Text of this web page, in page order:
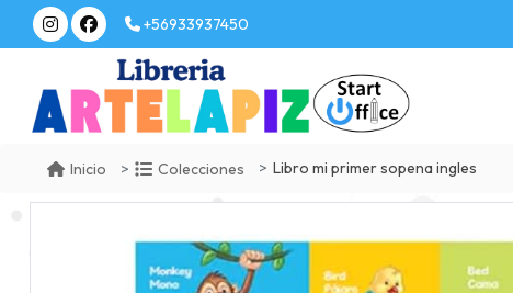
+56933937450
Inicio Colecciones Libro mi primer sopena ingles